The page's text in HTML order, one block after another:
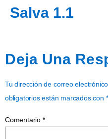
Salva 1.1
Deja Una
Tu dirección de correo
obligatorios están marcados con *
Comentario *